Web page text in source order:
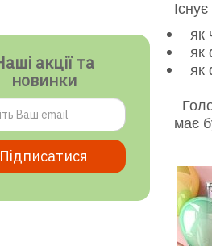
акції та
новинки
Підписатися
як
як
як
має